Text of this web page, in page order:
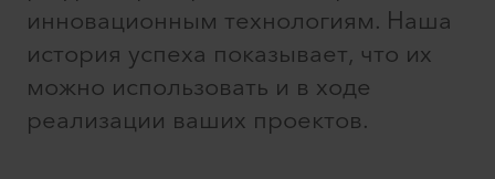
инновационным технологиям. Наша
история успеха показывает, что их
можно использовать и в ходе
реализации ваших проектов.